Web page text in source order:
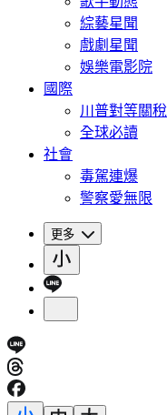
綜藝星聞
戲劇星聞
娛樂電影院
國際
川普對等關稅
全球必讀
社會
毒駕連爆
警察愛無限
更多